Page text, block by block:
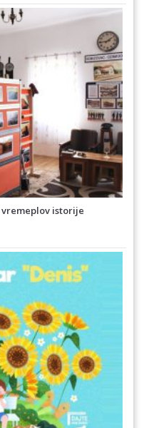
vremeplov istorije